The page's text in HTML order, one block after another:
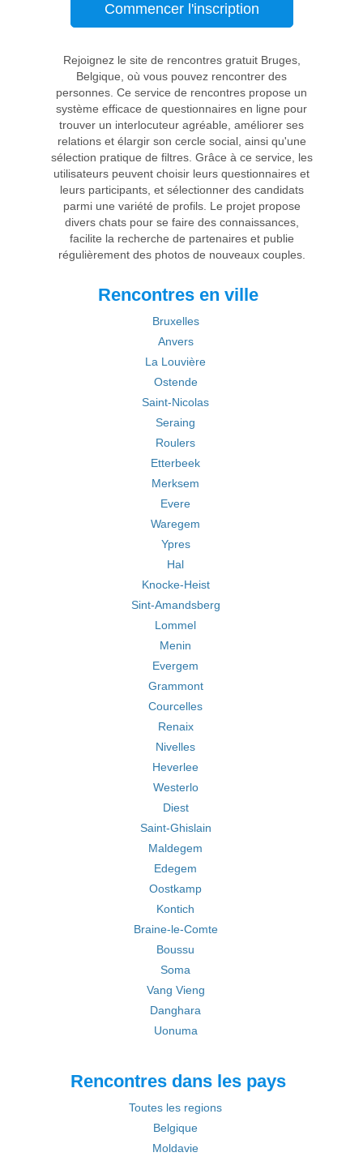
Commencer l'inscription
Rejoignez le site de rencontres gratuit Bruges,
Belgique, où vous pouvez rencontrer des
personnes. Ce service de rencontres propose un
système efficace de questionnaires en ligne pour
trouver un interlocuteur agréable, améliorer ses
relations et élargir son cercle social, ainsi qu'une
sélection pratique de filtres. Grâce à ce service, les
utilisateurs peuvent choisir leurs questionnaires et
leurs participants, et sélectionner des candidats
parmi une variété de profils. Le projet propose
divers chats pour se faire des connaissances,
facilite la recherche de partenaires et publie
régulièrement des photos de nouveaux couples.
Rencontres en ville
Bruxelles
Anvers
La Louvière
Ostende
Saint-Nicolas
Seraing
Roulers
Etterbeek
Merksem
Evere
Waregem
Ypres
Hal
Knocke-Heist
Sint-Amandsberg
Lommel
Menin
Evergem
Grammont
Courcelles
Renaix
Nivelles
Heverlee
Westerlo
Diest
Saint-Ghislain
Maldegem
Edegem
Oostkamp
Kontich
Braine-le-Comte
Boussu
Soma
Vang Vieng
Danghara
Uonuma
Rencontres dans les pays
Toutes les regions
Belgique
Moldavie